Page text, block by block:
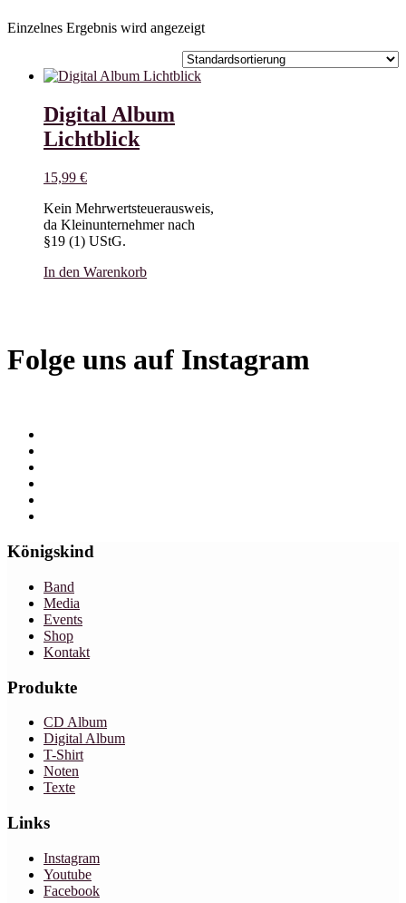
Einzelnes Ergebnis wird angezeigt
Digital Album
Lichtblick
15,99 €
Kein Mehrwertsteuerausweis,
da Kleinunternehmer nach
§19 (1) UStG.
In den Warenkorb
Folge uns auf Instagram
Königskind
Band
Media
Events
Shop
Kontakt
Produkte
CD Album
Digital Album
T-Shirt
Noten
Texte
Links
Instagram
Youtube
Facebook